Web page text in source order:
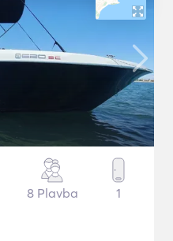
8 Plavba 1